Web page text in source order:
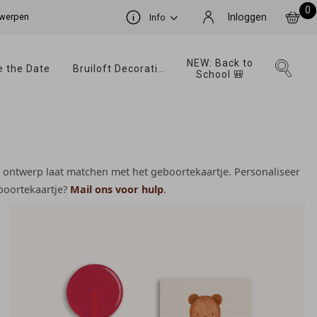
Info Inloggen
0
the Date
NEW: Back to
School 🎒
laat matchen met het geboortekaartje. Personaliseer
Mail ons voor hulp.